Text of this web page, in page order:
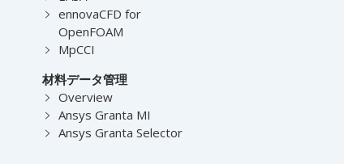
ennovaCFD for
OpenFOAM
MpCCI
材料データ管理
Overview
Ansys Granta MI
Ansys Granta Selector